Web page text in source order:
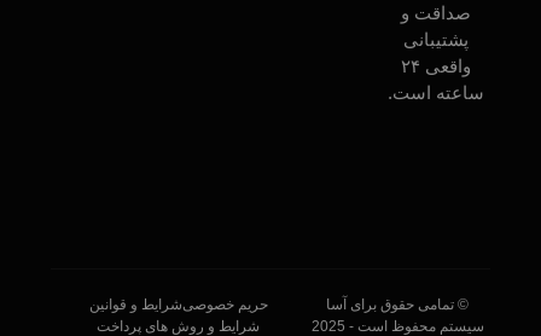
صداقت و
پشتیبانی
واقعی ۲۴
ساعته است.
© تمامی حقوق برای آسا
سیستم محفوظ است - 2025
حریم خصوصیشرایط و قوانین
شرایط و روش های پرداخت